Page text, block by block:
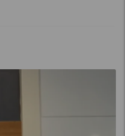
, Silicone
Chloride ,
, Limonene , Linalool ,
Peel Oil , Citronellol ,